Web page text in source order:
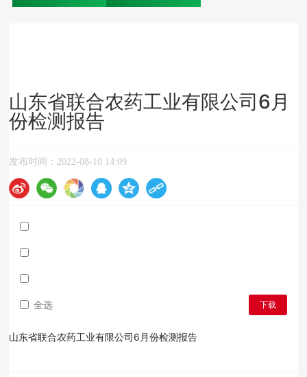
山东省联合农药工业有限公司6月
份检测报告
发布时间： 2022-08-10 14:09
全选 下载
山东省联合农药工业有限公司6月份检测报告